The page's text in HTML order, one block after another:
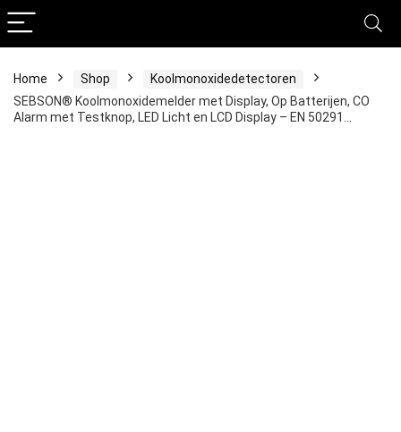
Home Shop
Koolmonoxidedetectoren
SEBSON® Koolmonoxidemelder met Display, Op Batterijen, CO
Alarm met Testknop, LED Licht en LCD Display – EN 50291…